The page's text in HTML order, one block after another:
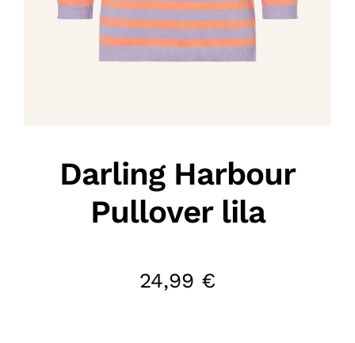
Darling Harbour
Pullover lila
24,99 €